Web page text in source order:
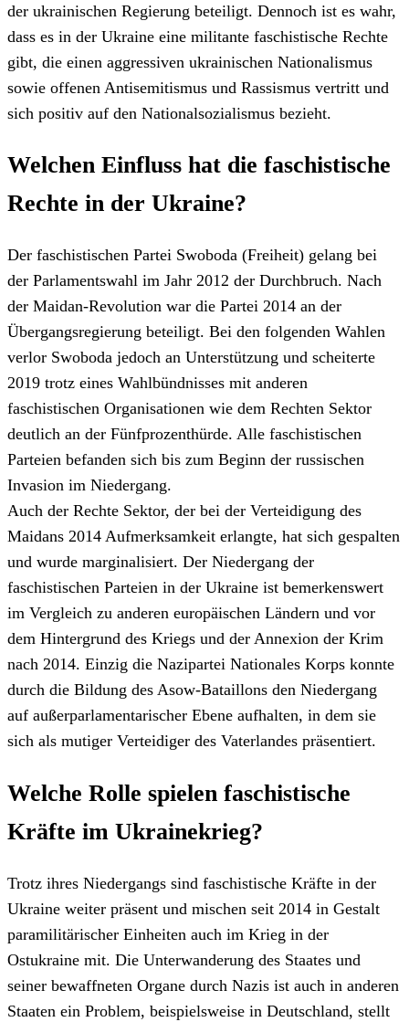
der ukrainischen Regierung beteiligt. Dennoch ist es wahr,
dass es in der Ukraine eine militante faschistische Rechte
gibt, die einen aggressiven ukrainischen Nationalismus
sowie offenen Antisemitismus und Rassismus vertritt und
sich positiv auf den Nationalsozialismus bezieht.
Welchen Einfluss hat die faschistische
Rechte in der Ukraine?
Der faschistischen Partei Swoboda (Freiheit) gelang bei
der Parlamentswahl im Jahr 2012 der Durchbruch. Nach
der Maidan-Revolution war die Partei 2014 an der
Übergangsregierung beteiligt. Bei den folgenden Wahlen
verlor Swoboda jedoch an Unterstützung und scheiterte
2019 trotz eines Wahlbündnisses mit anderen
faschistischen Organisationen wie dem Rechten Sektor
deutlich an der Fünfprozenthürde. Alle faschistischen
Parteien befanden sich bis zum Beginn der russischen
Invasion im Niedergang.
Auch der Rechte Sektor, der bei der Verteidigung des
Maidans 2014 Aufmerksamkeit erlangte, hat sich gespalten
und wurde marginalisiert. Der Niedergang der
faschistischen Parteien in der Ukraine ist bemerkenswert
im Vergleich zu anderen europäischen Ländern und vor
dem Hintergrund des Kriegs und der Annexion der Krim
nach 2014. Einzig die Nazipartei Nationales Korps konnte
durch die Bildung des Asow-Bataillons den Niedergang
auf außerparlamentarischer Ebene aufhalten, in dem sie
sich als mutiger Verteidiger des Vaterlandes präsentiert.
Welche Rolle spielen faschistische
Kräfte im Ukrainekrieg?
Trotz ihres Niedergangs sind faschistische Kräfte in der
Ukraine weiter präsent und mischen seit 2014 in Gestalt
paramilitärischer Einheiten auch im Krieg in der
Ostukraine mit. Die Unterwanderung des Staates und
seiner bewaffneten Organe durch Nazis ist auch in anderen
Staaten ein Problem, beispielsweise in Deutschland, stellt